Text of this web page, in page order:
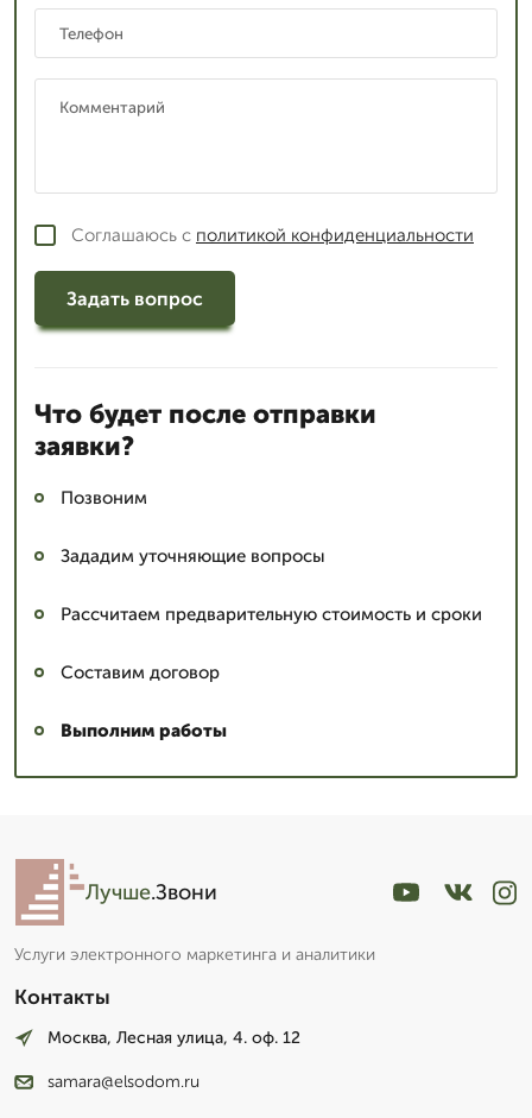
Соглашаюсь с политикой конфиденциальности
Задать вопрос
Что будет после отправки
заявки?
Позвоним
Зададим уточняющие вопросы
Рассчитаем предварительную стоимость и сроки
Составим договор
Выполним работы
Лучше.Звони
Услуги электронного маркетинга и аналитики
Контакты
Москва, Лесная улица, 4. оф. 12
samara@elsodom.ru